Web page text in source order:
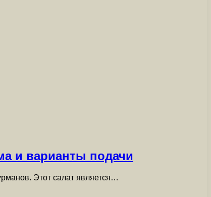
и варианты подачи
Этот салат является…